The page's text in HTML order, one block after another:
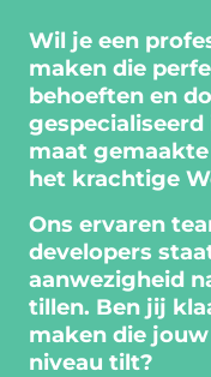
Wil je een
maken die
behoeften en
maat
het krachtige
Ons ervaren
developers
aanwezigheid
tillen. Ben jij
maken die
niveau tilt?